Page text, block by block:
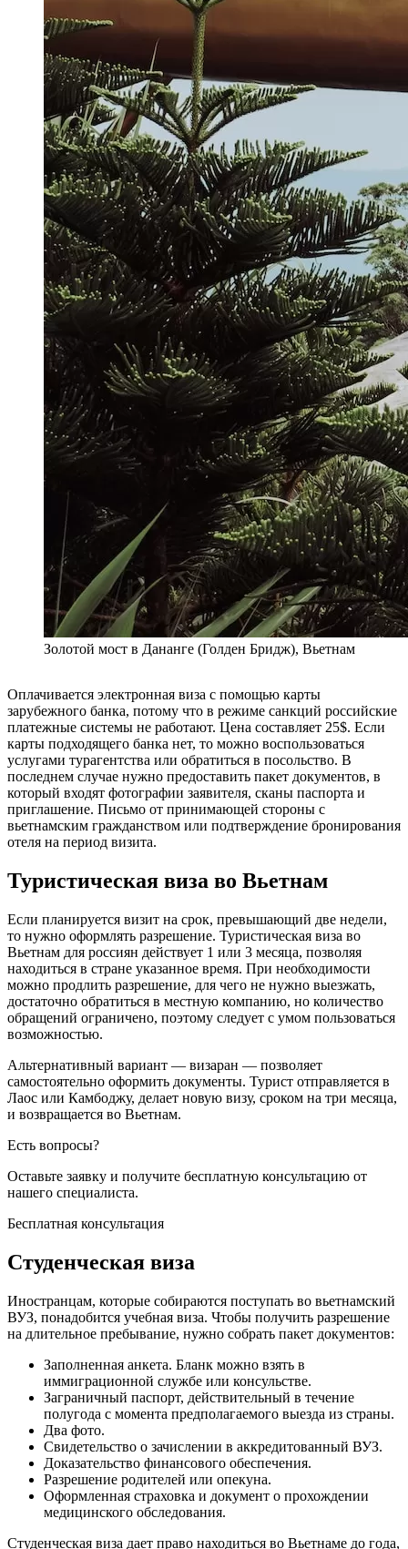
Золотой мост в Дананге (Голден Бридж), Вьетнам
Оплачивается электронная виза с помощью карты
зарубежного банка, потому что в режиме санкций российские
платежные системы не работают. Цена составляет 25$. Если
карты подходящего банка нет, то можно воспользоваться
услугами турагентства или обратиться в посольство. В
последнем случае нужно предоставить пакет документов, в
который входят фотографии заявителя, сканы паспорта и
приглашение. Письмо от принимающей стороны с
вьетнамским гражданством или подтверждение бронирования
отеля на период визита.
Туристическая виза во Вьетнам
Если планируется визит на срок, превышающий две недели,
то нужно оформлять разрешение. Туристическая виза во
Вьетнам для россиян действует 1 или 3 месяца, позволяя
находиться в стране указанное время. При необходимости
можно продлить разрешение, для чего не нужно выезжать,
достаточно обратиться в местную компанию, но количество
обращений ограничено, поэтому следует с умом пользоваться
возможностью.
Альтернативный вариант — визаран — позволяет
самостоятельно оформить документы. Турист отправляется в
Лаос или Камбоджу, делает новую визу, сроком на три месяца,
и возвращается во Вьетнам.
Есть вопросы?
Оставьте заявку и получите бесплатную консультацию от
нашего специалиста.
Бесплатная консультация
Студенческая виза
Иностранцам, которые собираются поступать во вьетнамский
ВУЗ, понадобится учебная виза. Чтобы получить разрешение
на длительное пребывание, нужно собрать пакет документов:
Заполненная анкета. Бланк можно взять в
иммиграционной службе или консульстве.
Заграничный паспорт, действительный в течение
полугода с момента предполагаемого выезда из страны.
Два фото.
Свидетельство о зачислении в аккредитованный ВУЗ.
Доказательство финансового обеспечения.
Разрешение родителей или опекуна.
Оформленная страховка и документ о прохождении
медицинского обследования.
Студенческая виза дает право находиться во Вьетнаме до года,